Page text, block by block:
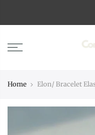
Home Elon/ Bracelet